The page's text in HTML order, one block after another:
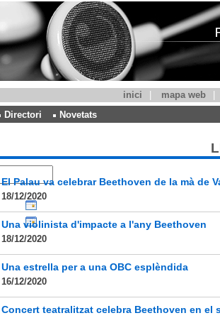
inici mapa web
Directori Novetats
El Palau va celebrar Beethoven de la mà de
18/12/2020
Una violinista d'impacte a l'any Beethoven
18/12/2020
Una estrella per a una OBC esplèndida
16/12/2020
Concert teatralitzat celebra Beethoven en el